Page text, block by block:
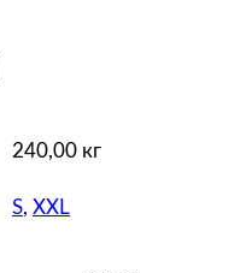
240,00 кг
S, XXL